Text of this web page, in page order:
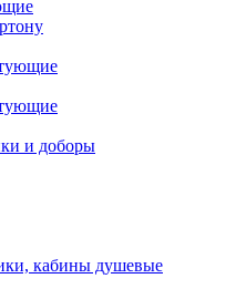
и доборы
кабины душевые